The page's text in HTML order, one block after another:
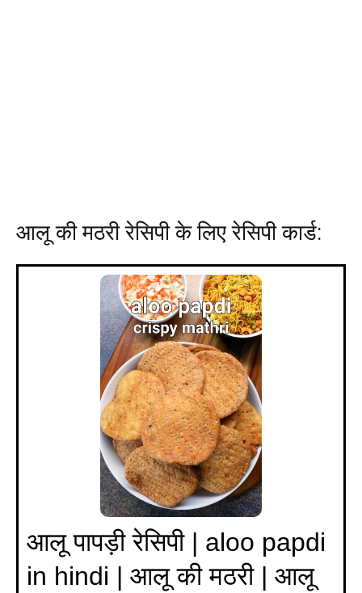
आलू की मठरी रेसिपी के लिए रेसिपी कार्ड:
आलू पापड़ी रेसिपी | aloo papdi
in hindi | आलू की मठरी | आलू